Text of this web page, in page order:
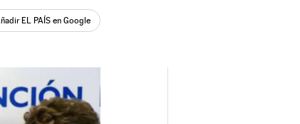
EL PAÍS en Google